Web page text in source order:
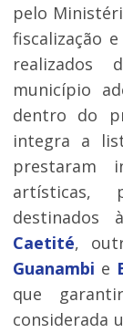
pelo
fiscalização
realizados
município
dentro do
integra a
prestaram
artísticas,
destinados
Caetité,
Guanambi e
que
considerada